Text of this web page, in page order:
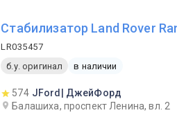
Стабилизатор Land Rover
LR035457
б.у. оригинал
в наличии
574 JFord| ДжейФорд
Балашиха, проспект Ленина, вл. 2